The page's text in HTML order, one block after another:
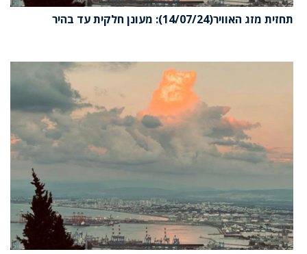
תחזית מזג האוויר(14/07/24): מעונן חלקית עד בהיר